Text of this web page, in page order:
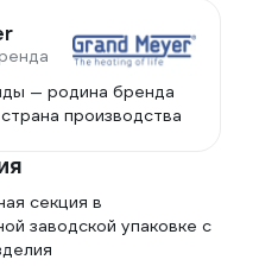
— родина бренда
производства
секция в
заводской упаковке с